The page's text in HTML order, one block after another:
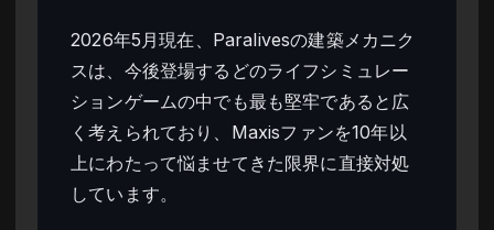
2026年5月現在、Paralivesの建築メカニク
スは、今後登場するどのライフシミュレー
ションゲームの中でも最も堅牢であると広
く考えられており、Maxisファンを10年以
上にわたって悩ませてきた限界に直接対処
しています。